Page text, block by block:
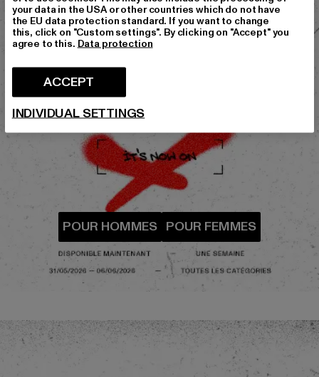
your data in the USA or other countries which do not have
the EU data protection standard. If you want to change
this, click on "Custom settings". By clicking on "Accept" you
agree to this. Data protection
ACCEPT
INDIVIDUAL SETTINGS